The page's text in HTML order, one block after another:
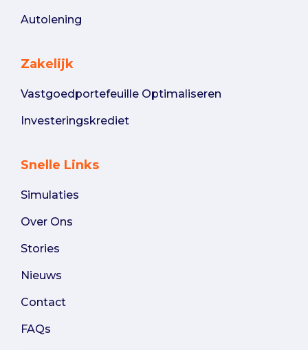
Autolening
Zakelijk
Vastgoedportefeuille Optimaliseren
Investeringskrediet
Snelle Links
Simulaties
Over Ons
Stories
Nieuws
Contact
FAQs